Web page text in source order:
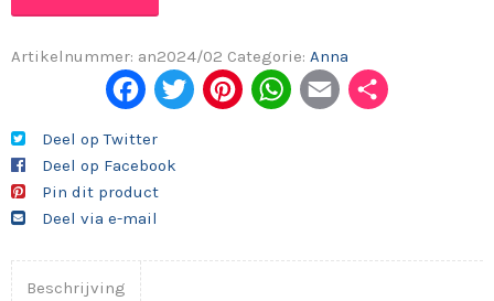
Artikelnummer: an2024/02 Categorie: Anna
Fac
ebo
ok
Twi
Pint
Wh
Em
Deel op Twitter
Deel op Facebook
Pin dit product
Deel via e-mail
Beschrijving